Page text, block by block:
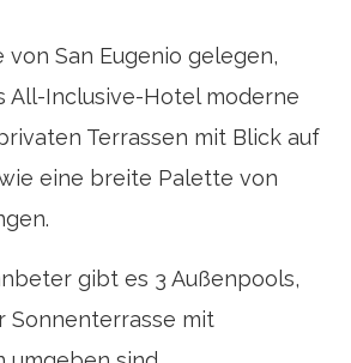
von San Eugenio gelegen,
All-Inclusive-Hotel moderne
Terrassen mit Blick auf
eine breite Palette von
gibt es 3 Außenpools,
Sonnenterrasse mit